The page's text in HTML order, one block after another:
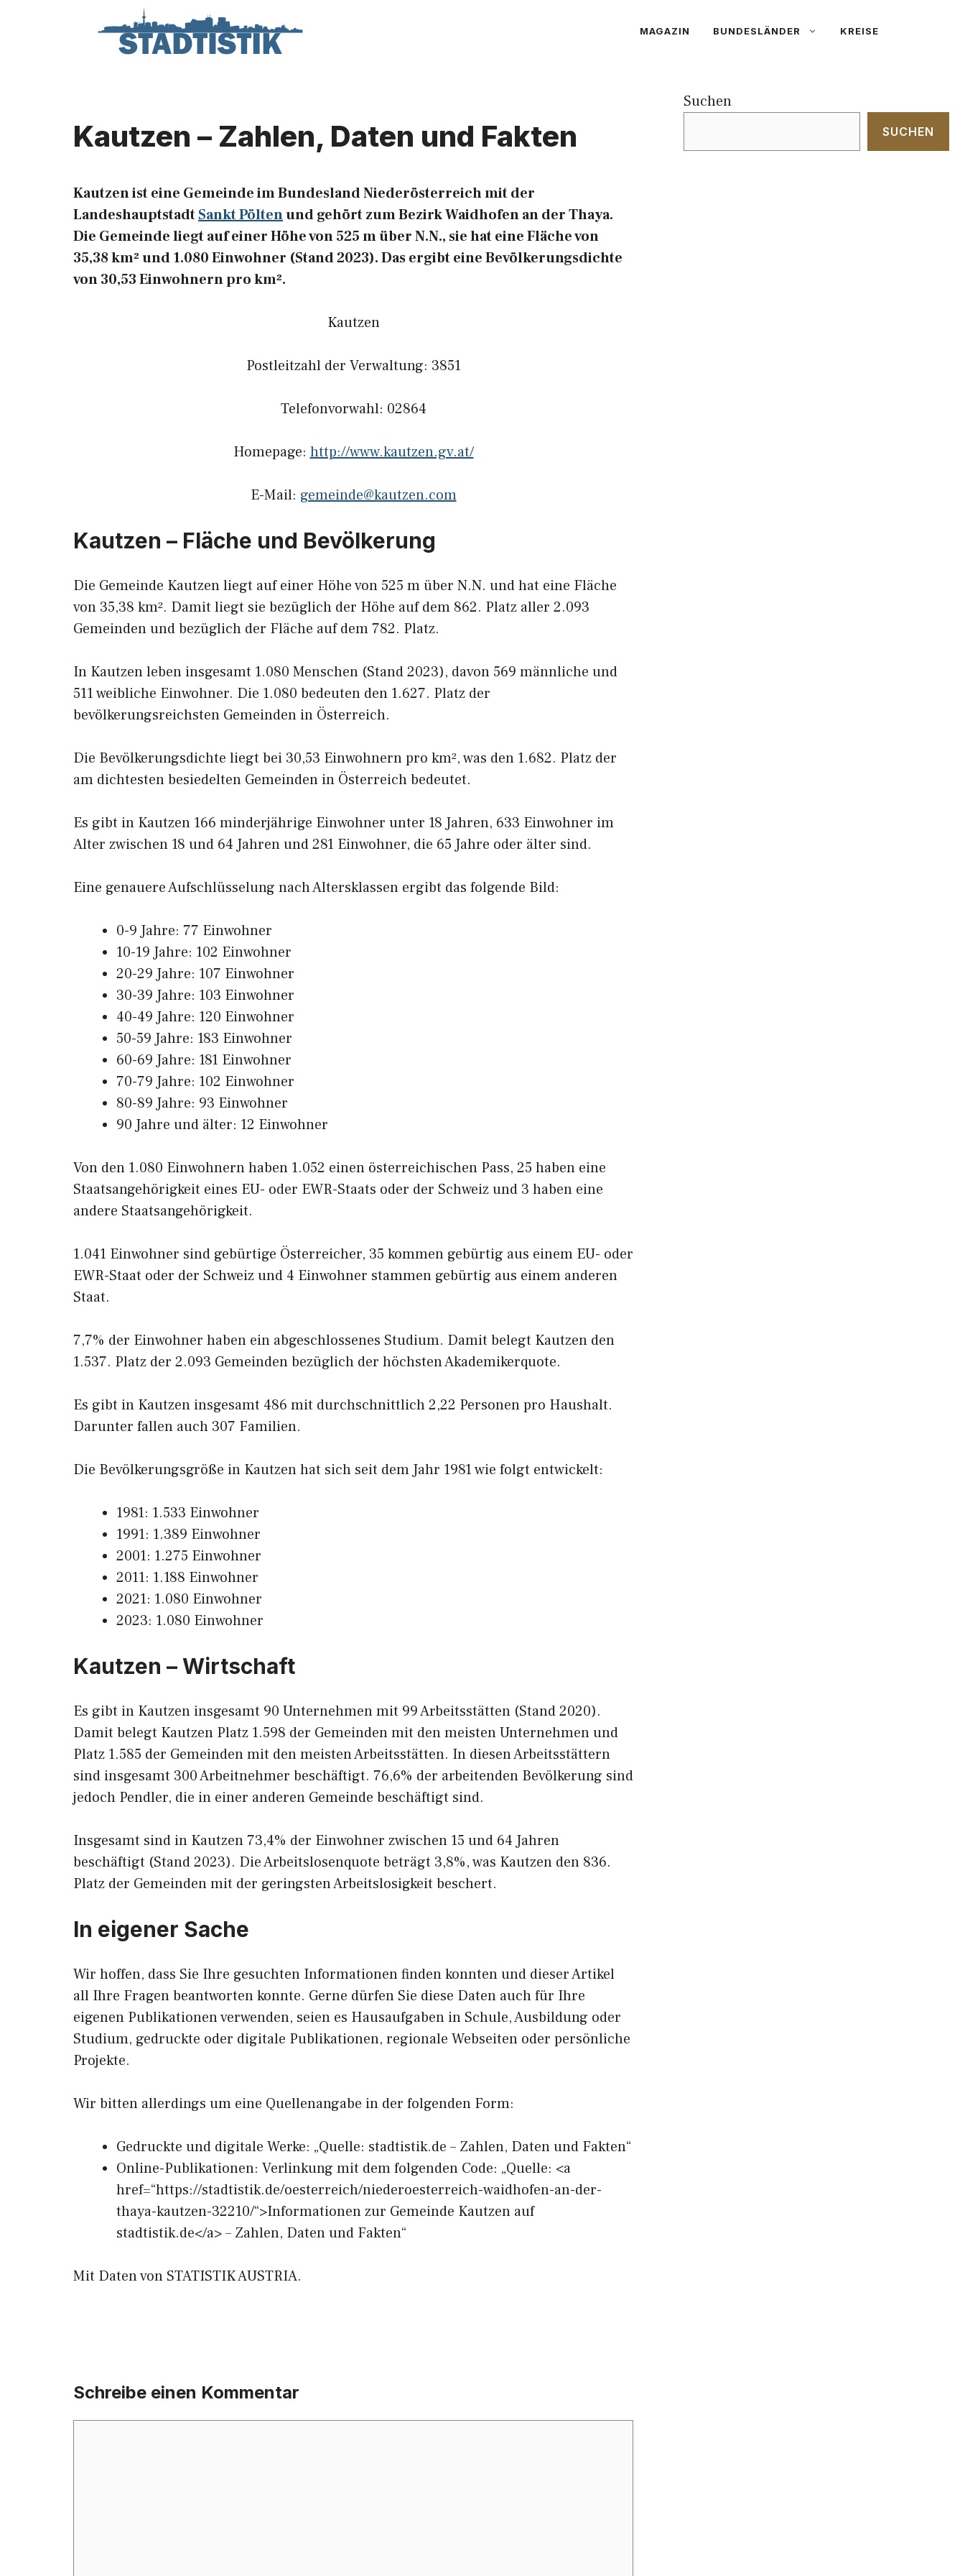
MAGAZIN BUNDESLÄNDER KREISE
Kautzen – Zahlen, Daten und Fakten
Kautzen ist eine Gemeinde im Bundesland Niederösterreich mit der
LandeshauptstadtSankt Pöltenund gehört zum Bezirk Waidhofen an der Thaya.
Die Gemeinde liegt auf einer Höhe von 525 m über N.N., sie hat eine Fläche von
35,38 km² und 1.080 Einwohner (Stand 2023). Das ergibt eine Bevölkerungsdichte
von 30,53 Einwohnern pro km².
Kautzen
Postleitzahl der Verwaltung: 3851
Telefonvorwahl: 02864
Homepage: http://www.kautzen.gv.at/
E-Mail: gemeinde@kautzen.com
Kautzen – Fläche und Bevölkerung
Die Gemeinde Kautzen liegt auf einer Höhe von 525 m über N.N. und hat eine Fläche
von 35,38 km². Damit liegt sie bezüglich der Höhe auf dem 862. Platz aller 2.093
Gemeinden und bezüglich der Fläche auf dem 782. Platz.
In Kautzen leben insgesamt 1.080 Menschen (Stand 2023), davon 569 männliche und
511 weibliche Einwohner. Die 1.080 bedeuten den 1.627. Platz der
bevölkerungsreichsten Gemeinden in Österreich.
Die Bevölkerungsdichte liegt bei 30,53 Einwohnern pro km², was den 1.682. Platz der
am dichtesten besiedelten Gemeinden in Österreich bedeutet.
Es gibt in Kautzen 166 minderjährige Einwohner unter 18 Jahren, 633 Einwohner im
Alter zwischen 18 und 64 Jahren und 281 Einwohner, die 65 Jahre oder älter sind.
Eine genauere Aufschlüsselung nach Altersklassen ergibt das folgende Bild:
0-9 Jahre: 77 Einwohner
10-19 Jahre: 102 Einwohner
20-29 Jahre: 107 Einwohner
30-39 Jahre: 103 Einwohner
40-49 Jahre: 120 Einwohner
50-59 Jahre: 183 Einwohner
60-69 Jahre: 181 Einwohner
70-79 Jahre: 102 Einwohner
80-89 Jahre: 93 Einwohner
90 Jahre und älter: 12 Einwohner
Von den 1.080 Einwohnern haben 1.052 einen österreichischen Pass, 25 haben eine
Staatsangehörigkeit eines EU- oder EWR-Staats oder der Schweiz und 3 haben eine
andere Staatsangehörigkeit.
1.041 Einwohner sind gebürtige Österreicher, 35 kommen gebürtig aus einem EU- oder
EWR-Staat oder der Schweiz und 4 Einwohner stammen gebürtig aus einem anderen
Staat.
7,7% der Einwohner haben ein abgeschlossenes Studium. Damit belegt Kautzen den
1.537. Platz der 2.093 Gemeinden bezüglich der höchsten Akademikerquote.
Es gibt in Kautzen insgesamt 486 mit durchschnittlich 2,22 Personen pro Haushalt.
Darunter fallen auch 307 Familien.
Die Bevölkerungsgröße in Kautzen hat sich seit dem Jahr 1981 wie folgt entwickelt:
1981: 1.533 Einwohner
1991: 1.389 Einwohner
2001: 1.275 Einwohner
2011: 1.188 Einwohner
2021: 1.080 Einwohner
2023: 1.080 Einwohner
Kautzen – Wirtschaft
Es gibt in Kautzen insgesamt 90 Unternehmen mit 99 Arbeitsstätten (Stand 2020).
Damit belegt Kautzen Platz 1.598 der Gemeinden mit den meisten Unternehmen und
Platz 1.585 der Gemeinden mit den meisten Arbeitsstätten. In diesen Arbeitsstättern
sind insgesamt 300 Arbeitnehmer beschäftigt. 76,6% der arbeitenden Bevölkerung sind
jedoch Pendler, die in einer anderen Gemeinde beschäftigt sind.
Insgesamt sind in Kautzen 73,4% der Einwohner zwischen 15 und 64 Jahren
beschäftigt (Stand 2023). Die Arbeitslosenquote beträgt 3,8%, was Kautzen den 836.
Platz der Gemeinden mit der geringsten Arbeitslosigkeit beschert.
In eigener Sache
Wir hoffen, dass Sie Ihre gesuchten Informationen finden konnten und dieser Artikel
all Ihre Fragen beantworten konnte. Gerne dürfen Sie diese Daten auch für Ihre
eigenen Publikationen verwenden, seien es Hausaufgaben in Schule, Ausbildung oder
Studium, gedruckte oder digitale Publikationen, regionale Webseiten oder persönliche
Projekte.
Wir bitten allerdings um eine Quellenangabe in der folgenden Form:
Gedruckte und digitale Werke: „Quelle: stadtistik.de – Zahlen, Daten und Fakten“
Online-Publikationen: Verlinkung mit dem folgenden Code: „Quelle: <a
href=“https://stadtistik.de/oesterreich/niederoesterreich-waidhofen-an-der-
thaya-kautzen-32210/“>Informationen zur Gemeinde Kautzen auf
stadtistik.de</a> – Zahlen, Daten und Fakten“
Mit Daten von STATISTIK AUSTRIA.
Schreibe einen Kommentar
Suchen
SUCHEN